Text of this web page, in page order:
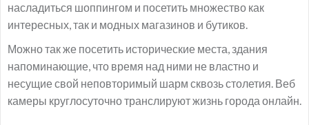
насладиться шоппингом и посетить множество как
интересных, так и модных магазинов и бутиков.
Можно так же посетить исторические места, здания
напоминающие, что время над ними не властно и
несущие свой неповторимый шарм сквозь столетия. Веб
камеры круглосуточно транслируют жизнь города онлайн.